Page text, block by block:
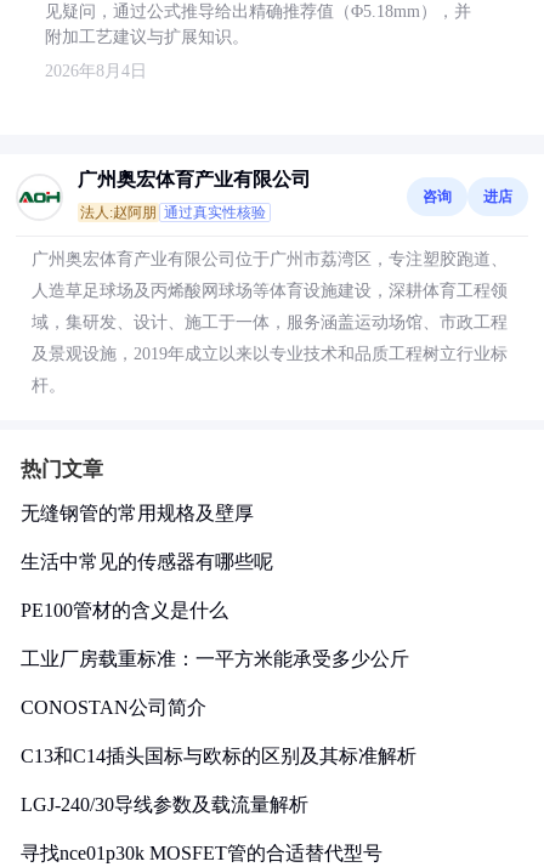
见疑问，通过公式推导给出精确推荐值（Φ5.18mm），并
附加工艺建议与扩展知识。
2026年8月4日
广州奥宏体育产业有限公司
法人:赵阿朋 通过真实性核验
咨询 进店
广州奥宏体育产业有限公司位于广州市荔湾区，专注塑胶跑道、
人造草足球场及丙烯酸网球场等体育设施建设，深耕体育工程领
域，集研发、设计、施工于一体，服务涵盖运动场馆、市政工程
及景观设施，2019年成立以来以专业技术和品质工程树立行业标
杆。
热门文章
无缝钢管的常用规格及壁厚
生活中常见的传感器有哪些呢
PE100管材的含义是什么
工业厂房载重标准：一平方米能承受多少公斤
CONOSTAN公司简介
C13和C14插头国标与欧标的区别及其标准解析
LGJ-240/30导线参数及载流量解析
寻找nce01p30k MOSFET管的合适替代型号